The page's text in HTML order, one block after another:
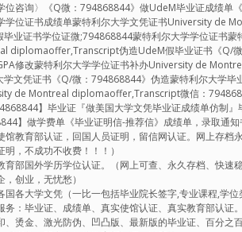
位咨询〉《Q微：794868844》做UdeM毕业证成绩单
学位证书成绩单蒙特利尔大学文凭证书University de
毕业证书学位证微;794868844蒙特利尔大学学位证书
diplomaoffer,Transcript伪造UdeM假毕业证书《Q/
修改蒙特利尔大学学位证书补办University de
学文凭证书《Q/微：794868844》伪造蒙特利尔大学毕
de Montreal diplomaoffer,Transcript微信：
】毕业证『做美国大学文凭毕业证成绩单仿制
】做学费单《毕业证明信-推荐信》成绩单，录取通
馆教育部认证，回国人员证明，留信网认证。网上存
明，不成功不收费！！！）
部国外学历学位认证。（网上可查、永久存档、快速
，创业，无忧愁）
各大学文凭（一比一包括毕业院长签字,专业课程,学位
：毕业证、成绩单、真实使馆认证、真实教育部认证
、烫金、激光防伪、凹凸版、最新版的毕业证、百分之